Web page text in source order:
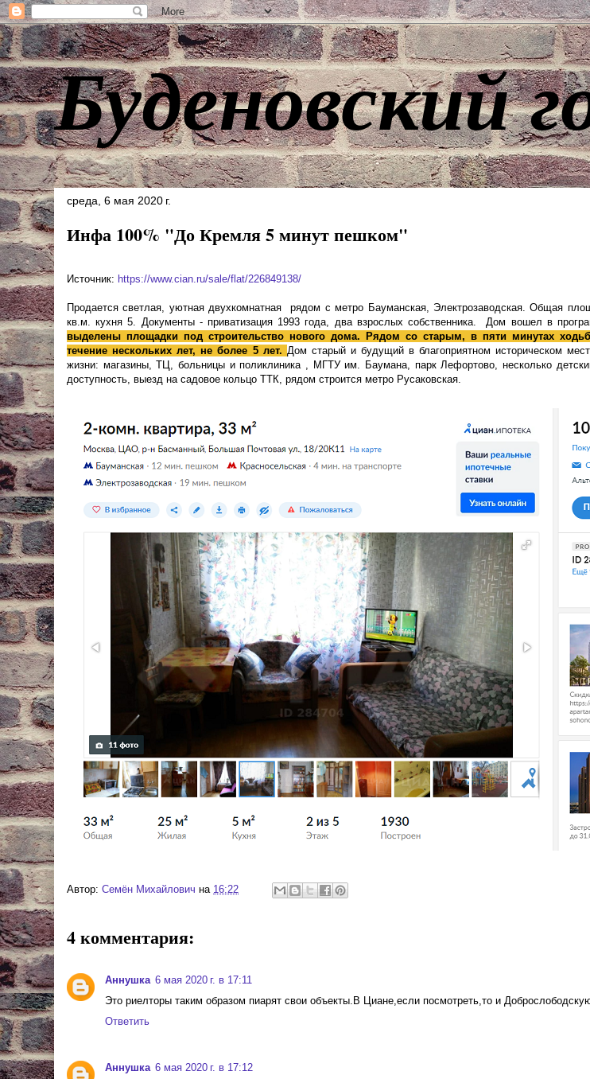
Буденовский
среда, 6 мая 2020 г.
Инфа 100% "До Кремля 5 минут пешком"
Источник: https://www.cian.ru/sale/flat/226849138/
Продается светлая, уютная двухкомнатная рядом с метро Бауманская, Электрозаводская. Общая
кв.м. кухня 5. Документы - приватизация 1993 года, два взрослых собственника. Дом вошел в
выделены площадки под строительство нового дома. Рядом со старым, в пяти минутах
течение нескольких лет, не более 5 лет. Дом старый и будущий в благоприятном историческом
жизни: магазины, ТЦ, больницы и поликлиника , МГТУ им. Баумана, парк Лефортово, несколько
доступность, выезд на садовое кольцо ТТК, рядом строится метро Русаковская.
Автор: Cемён Михайлович на 16:22
4 комментария:
Аннушка 6 мая 2020 г. в 17:11
Это риелторы таким образом пиарят свои объекты.В Циане,если посмотреть,то и
Ответить
Аннушка 6 мая 2020 г. в 17:12